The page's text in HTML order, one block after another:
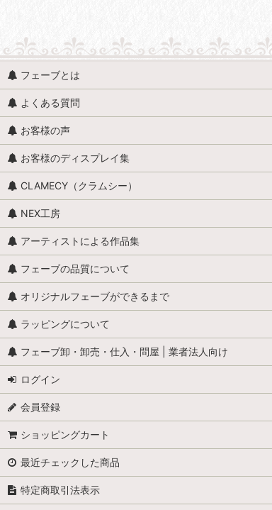
食べ物 (すべての商品を表示)
食べ物・食料雑貨
レシピ・材料
ジャム・ジャム瓶
アイスデザート
お菓子（セット）
コーヒー
やさい
くだもの
ガレットデロワ
マカロン
パン
ワイン・カクテル・ブランデー
フェーブとは
よくある質問
お客様の声
お客様のディスプレイ集
CLAMECY（クラムシー）
NEX工房
アーティストによる作品集
フェーブの品質について
オリジナルフェーブができるまで
ラッピングについて
フェーブ卸・卸売・仕入・問屋 | 業者法人向け
ログイン
会員登録
ショッピングカート
最近チェックした商品
特定商取引法表示